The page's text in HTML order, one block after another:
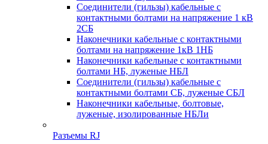
Соединители (гильзы) кабельные с
контактными болтами на напряжение 1 кВ
2СБ
Наконечники кабельные с контактными
болтами на напряжение 1кВ 1НБ
Наконечники кабельные с контактными
болтами НБ, луженые НБЛ
Соединители (гильзы) кабельные с
контактными болтами СБ, луженые СБЛ
Наконечники кабельные, болтовые,
луженые, изолированные НБЛи
Разъемы RJ